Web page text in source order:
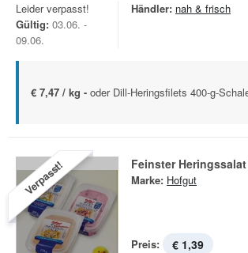
Leider verpasst!
Gültig: 03.06. -
09.06.
Händler: nah & frisch
€ 7,47 / kg - oder Dill-Heringsfilets 400-g-
Verpasst! Feinster
Marke: Hofgut
Preis: € 1,39